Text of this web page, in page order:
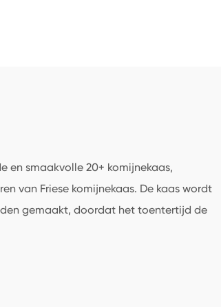
en smaakvolle 20+ komijnekaas,
van Friese komijnekaas. De kaas wordt
gemaakt, doordat het toentertijd de